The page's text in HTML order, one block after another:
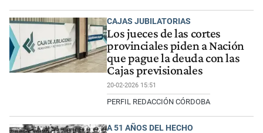
CAJAS JUBILATORIAS
Los jueces de las cortes
provinciales piden a Nación
que pague la deuda con las
Cajas previsionales
20-02-2026 15:51
PERFIL REDACCIÓN CÓRDOBA
A 51 AÑOS DEL HECHO